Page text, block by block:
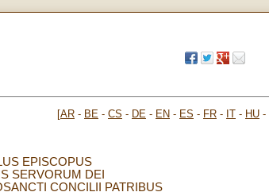
[AR - BE - CS - DE - EN - ES - FR - IT - HU -
EPISCOPUS
SERVORUM DEI
CONCILII PATRIBUS